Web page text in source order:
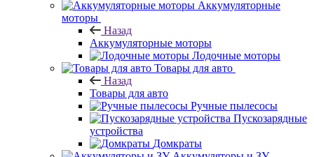
Аккумуляторные
моторы
Назад
Аккумуляторные моторы
Лодочные моторы
Товары для авто
Назад
Товары для авто
Ручные пылесосы
Пускозарядные
устройства
Домкраты